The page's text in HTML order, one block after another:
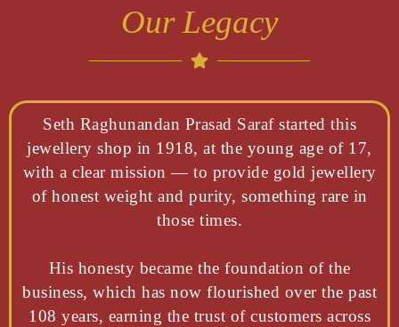
Our Legacy
Seth Raghunandan Prasad Saraf started this
jewellery shop in 1918, at the young age of 17,
with a clear mission — to provide gold jewellery
of honest weight and purity, something rare in
those times.
His honesty became the foundation of the
business, which has now flourished over the past
108 years, earning the trust of customers across